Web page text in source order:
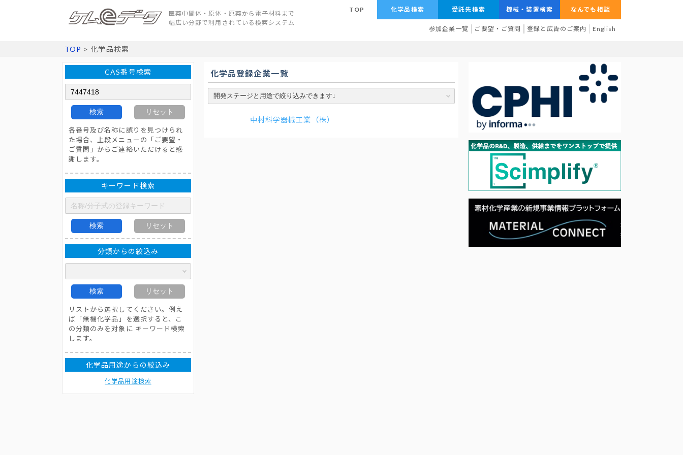
医薬中間体・原体・原薬から電子材料まで
幅広い分野で利用されている検索システム
TOP 化学品検索 受託先検索 機械・装置検索 なんでも相談
参加企業一覧 ご要望・ご質問 登録と広告のご案内 English
TOP > 化学品検索
CAS番号検索
検索 リセット
各番号及び名称に誤りを見つけられ
た場合、上段メニューの「ご要望・
ご質問」からご連絡いただけると感
謝します。
キーワード検索
検索 リセット
分類からの絞込み
検索 リセット
リストから選択してください。例え
ば「無機化学品」を選択すると、こ
の分類のみを対象に キーワード検索
します。
化学品用途からの絞込み
化学品用途検索
化学品登録企業一覧
中村科学器械工業（株）